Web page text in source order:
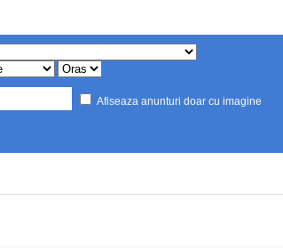
Afiseaza anunturi doar cu imagine